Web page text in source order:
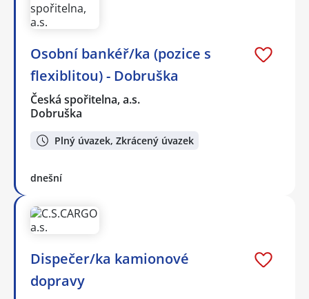
Osobní bankéř/ka (pozice s
flexiblitou) - Dobruška
Česká spořitelna, a.s.
Dobruška
Plný úvazek, Zkrácený úvazek
dnešní
Dispečer/ka kamionové
dopravy